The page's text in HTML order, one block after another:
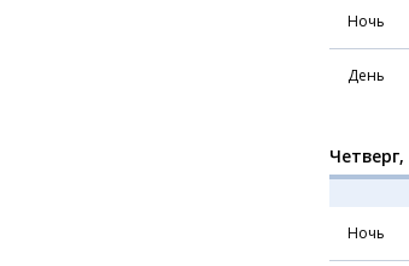
Ночь
День
Четверг,
Ночь